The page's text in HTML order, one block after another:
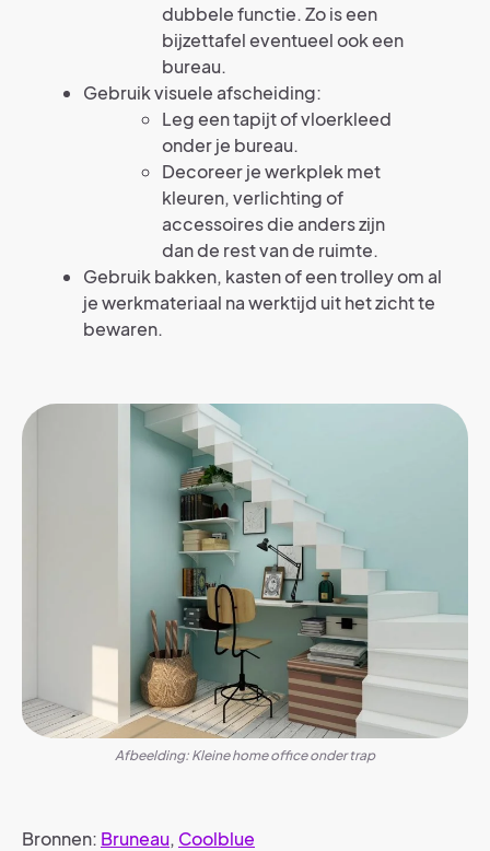
dubbele functie. Zo is een
bijzettafel eventueel ook een
bureau.
Gebruik visuele afscheiding:
Leg een tapijt of vloerkleed
onder je bureau.
Decoreer je werkplek met
kleuren, verlichting of
accessoires die anders zijn
dan de rest van de ruimte.
Gebruik bakken, kasten of een trolley om al
je werkmateriaal na werktijd uit het zicht te
bewaren.
Afbeelding: Kleine home office onder trap
Bronnen: Bruneau, Coolblue